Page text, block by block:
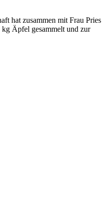
hat zusammen mit Frau Pries
Äpfel gesammelt und zur